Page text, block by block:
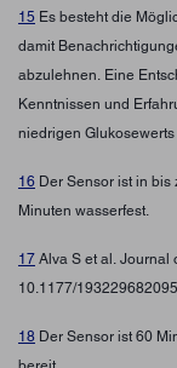
15 Es besteht die
damit
abzulehnen. Eine
Kenntnissen und
niedrigen
16 Der Sensor ist in
Minuten wasserfest.
17 Alva S et al. Journal
10.1177/
18 Der Sensor ist 60